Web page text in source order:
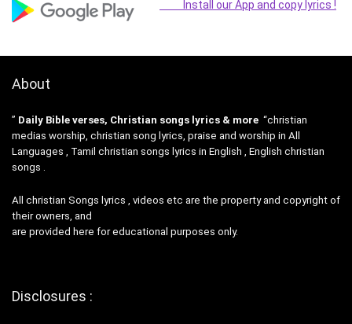
Install our App and copy lyrics !
About
” Daily Bible verses, Christian songs lyrics & more “christian
medias worship, christian song lyrics, praise and worship in All
Languages , Tamil christian songs lyrics in English , English christian
songs .
All christian Songs lyrics , videos etc are the property and copyright of
their owners, and
are provided here for educational purposes only.
Disclosures :